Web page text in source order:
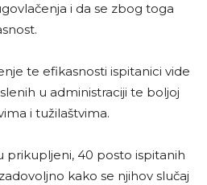
i da se zbog toga
te efikasnosti ispitanici vide
u administraciji te boljoj
i tužilaštvima.
prikupljeni, 40 posto ispitanih
kako se njihov slučaj